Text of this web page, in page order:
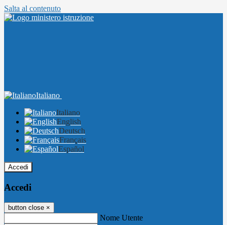
Salta al contenuto
Italiano
Italiano
English
Deutsch
Français
Español
Accedi
Accedi
button close ×
Nome Utente